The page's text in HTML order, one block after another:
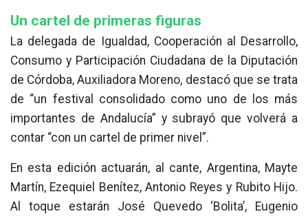
Un cartel de primeras figuras
La delegada de Igualdad, Cooperación al Desarrollo,
Consumo y Participación Ciudadana de la Diputación
de Córdoba, Auxiliadora Moreno, destacó que se trata
de “un festival consolidado como uno de los más
importantes de Andalucía” y subrayó que volverá a
contar “con un cartel de primer nivel”.
En esta edición actuarán, al cante, Argentina, Mayte
Martín, Ezequiel Benítez, Antonio Reyes y Rubito Hijo.
Al toque estarán José Quevedo ‘Bolita’, Eugenio